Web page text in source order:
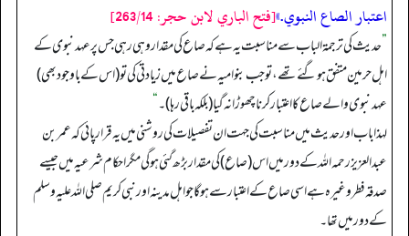
اعتبار الصاع النبوي.»[فتح الباري لابن حجر: 263/14]
”حدیث کی ترجمۃ الباب سے مناسبت یہ ہے کہ صاع کی مقدار وہی رہی جس پر عہد نبوی کے
اہل حرمین متفق ہو گئے تھے، تو جب بنو امیہ نے صاع میں زیادتی کی تو (اس کے باوجود بھی)
عہد نبوی والے صاع کا اعتبار کرنا چھوڑا نہ گیا (بلکہ باقی رہا)۔“
لہذا باب اور حدیث میں مناسبت کی جہت ان تفصیلات کی روشنی میں یہ قرار پائی کہ عمر بن
عبدالعزیز رحمہ اللہ کے دور میں اس (صاع) کی مقدار بڑھ گئی ہو گی مگر احکام شرعیہ میں جیسے
صدقہ فطر وغیرہ ہے اسی صاع کے اعتبار سے ہو گا جو اہل مدینہ اور نبی کریم صلی اللہ علیہ وسلم
کے دور میں تھا۔